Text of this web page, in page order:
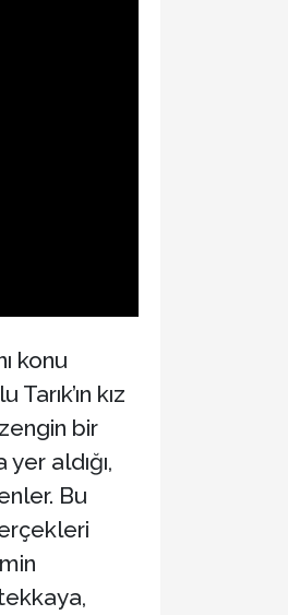
konu
kız
bir
aldığı,
Bu